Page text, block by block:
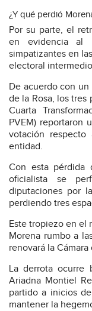
¿Y qué perdió
Por su parte, el
en evidencia al
simpatizantes en
electoral
De acuerdo con
de la Rosa, los
Cuarta
PVEM) reportaron
votación
entidad.
Con esta pérdida
oficialista se
diputaciones por
perdiendo tres
Este tropiezo en el
Morena rumbo a
renovará la
La derrota ocurre
Ariadna Montiel
partido a inicios
mantener la